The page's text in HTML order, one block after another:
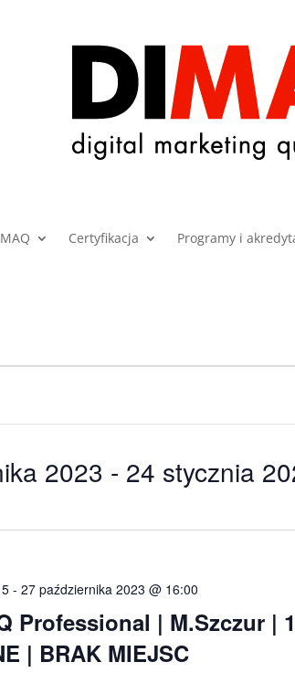
Certyfikacja Programy i
2023 - 24 stycznia
Professional | M.Szczur |
| BRAK MIEJSC
- 27 października 2023 @ 16:00